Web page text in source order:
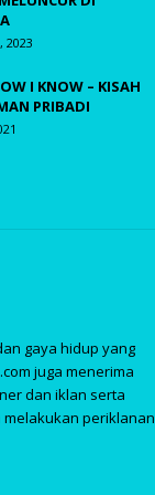
2023
I KNOW – KISAH
PRIBADI
gaya hidup yang
juga menerima
dan iklan serta
periklanan